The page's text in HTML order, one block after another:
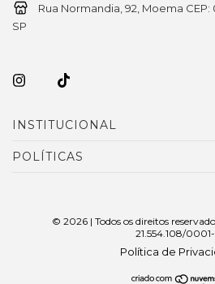
Rua Normandia, 92, Moema CEP:
SP
INSTITUCIONAL
POLÍTICAS
© 2026 | Todos os direitos
21.554.108/
Política de